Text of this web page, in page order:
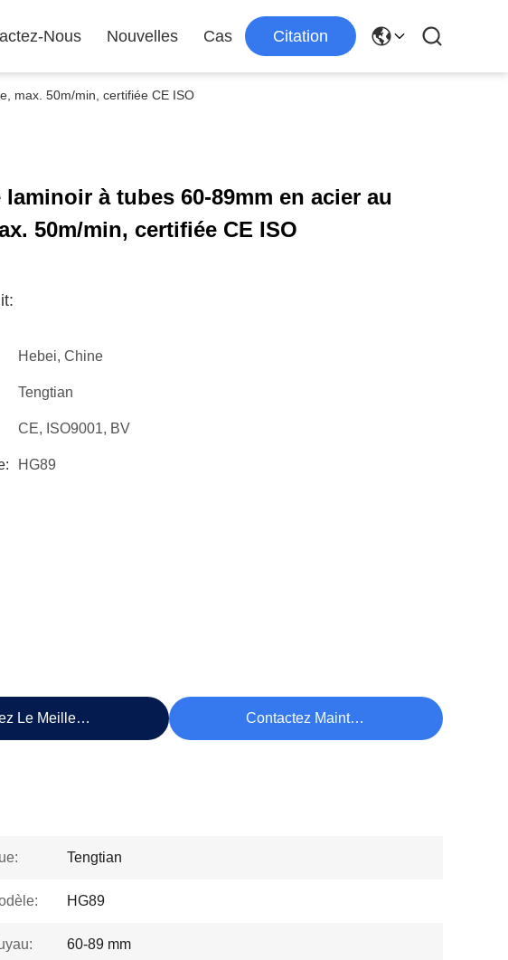
Nous Nouvelles Cas Citation
max. 50m/min, certifiée CE ISO
laminoir à tubes 60-89mm en acier au
50m/min, certifiée CE ISO
Hebei, Chine
Tengtian
CE, ISO9001, BV
HG89
Le Meilleur Prix Contactez Maintenant
Tengtian
HG89
60-89 mm